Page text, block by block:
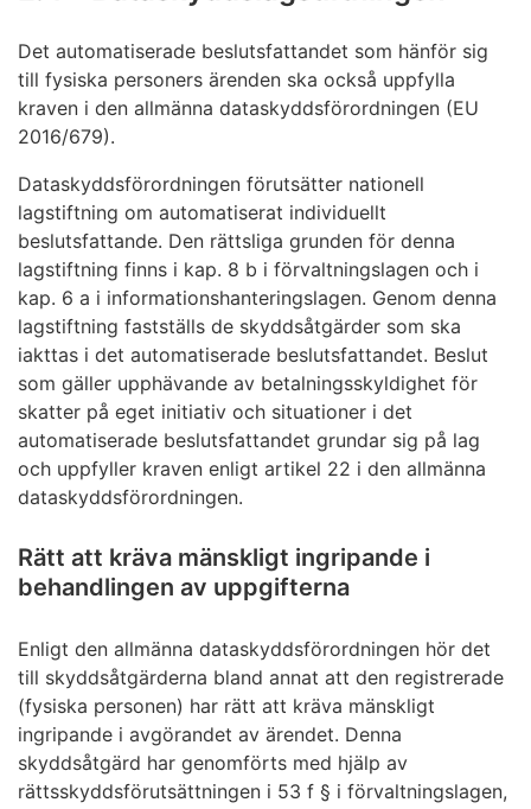
Det automatiserade beslutsfattandet som hänför sig
till fysiska personers ärenden ska också uppfylla
kraven i den allmänna dataskyddsförordningen (EU
2016/679).
Dataskyddsförordningen förutsätter nationell
lagstiftning om automatiserat individuellt
beslutsfattande. Den rättsliga grunden för denna
lagstiftning finns i kap. 8 b i förvaltningslagen och i
kap. 6 a i informationshanteringslagen. Genom denna
lagstiftning fastställs de skyddsåtgärder som ska
iakttas i det automatiserade beslutsfattandet. Beslut
som gäller upphävande av betalningsskyldighet för
skatter på eget initiativ och situationer i det
automatiserade beslutsfattandet grundar sig på lag
och uppfyller kraven enligt artikel 22 i den allmänna
dataskyddsförordningen.
Rätt att kräva mänskligt ingripande i
behandlingen av uppgifterna
Enligt den allmänna dataskyddsförordningen hör det
till skyddsåtgärderna bland annat att den registrerade
(fysiska personen) har rätt att kräva mänskligt
ingripande i avgörandet av ärendet. Denna
skyddsåtgärd har genomförts med hjälp av
rättsskyddsförutsättningen i 53 f § i förvaltningslagen,